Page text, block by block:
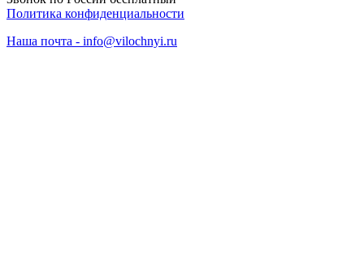
Политика конфиденциальности
Наша почта - info@vilochnyi.ru